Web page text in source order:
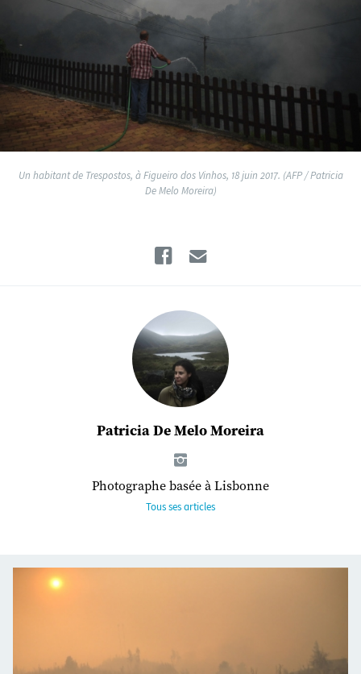
Un habitant de Trespostos, à Figueiro dos Vinhos, 18 juin 2017. (AFP / Patricia
De Melo Moreira)
Facebook
Patricia De Melo Moreira
Photographe basée à Lisbonne
Tous ses articles